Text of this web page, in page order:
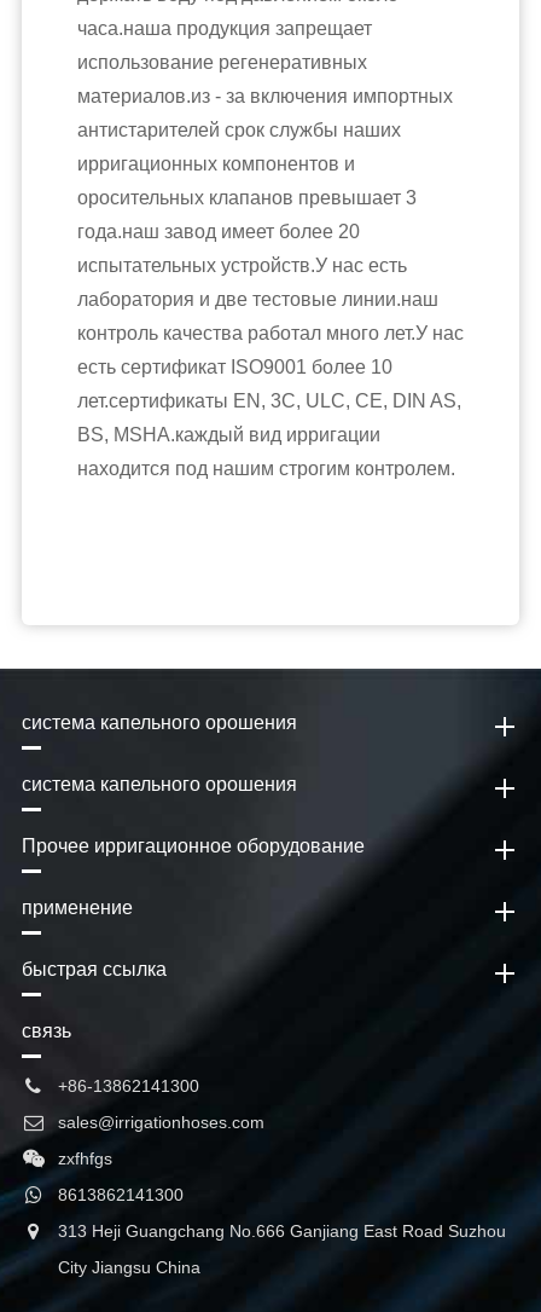
часа.наша продукция запрещает
использование регенеративных
материалов.из - за включения импортных
антистарителей срок службы наших
ирригационных компонентов и
оросительных клапанов превышает 3
года.наш завод имеет более 20
испытательных устройств.У нас есть
лаборатория и две тестовые линии.наш
контроль качества работал много лет.У нас
есть сертификат ISO9001 более 10
лет.сертификаты EN, 3C, ULC, CE, DIN AS,
BS, MSHA.каждый вид ирригации
находится под нашим строгим контролем.
система капельного орошения
система капельного орошения
Прочее ирригационное оборудование
применение
быстрая ссылка
связь
+86-13862141300
sales@irrigationhoses.com
zxfhfgs
8613862141300
313 Heji Guangchang No.666 Ganjiang East Road Suzhou
City Jiangsu China